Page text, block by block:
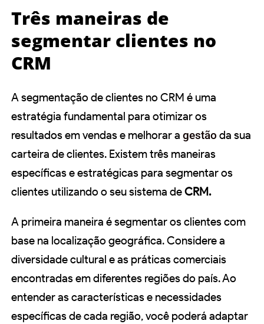
Três maneiras de
segmentar clientes no
CRM
A segmentação de clientes no CRM é uma
estratégia fundamental para otimizar os
resultados em vendas e melhorar a gestão da sua
carteira de clientes. Existem três maneiras
específicas e estratégicas para segmentar os
clientes utilizando o seu sistema deCRM.
A primeira maneira é segmentar os clientes com
base na localização geográfica. Considere a
diversidade cultural e as práticas comerciais
encontradas em diferentes regiões do país. Ao
entender as características e necessidades
específicas de cada região, você poderá adaptar